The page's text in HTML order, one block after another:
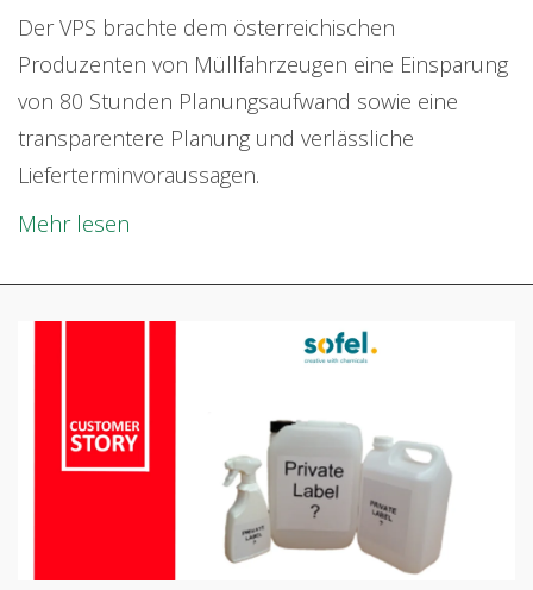
Der VPS brachte dem österreichischen
Produzenten von Müllfahrzeugen eine Einsparung
von 80 Stunden Planungsaufwand sowie eine
transparentere Planung und verlässliche
Lieferterminvoraussagen.
Mehr lesen